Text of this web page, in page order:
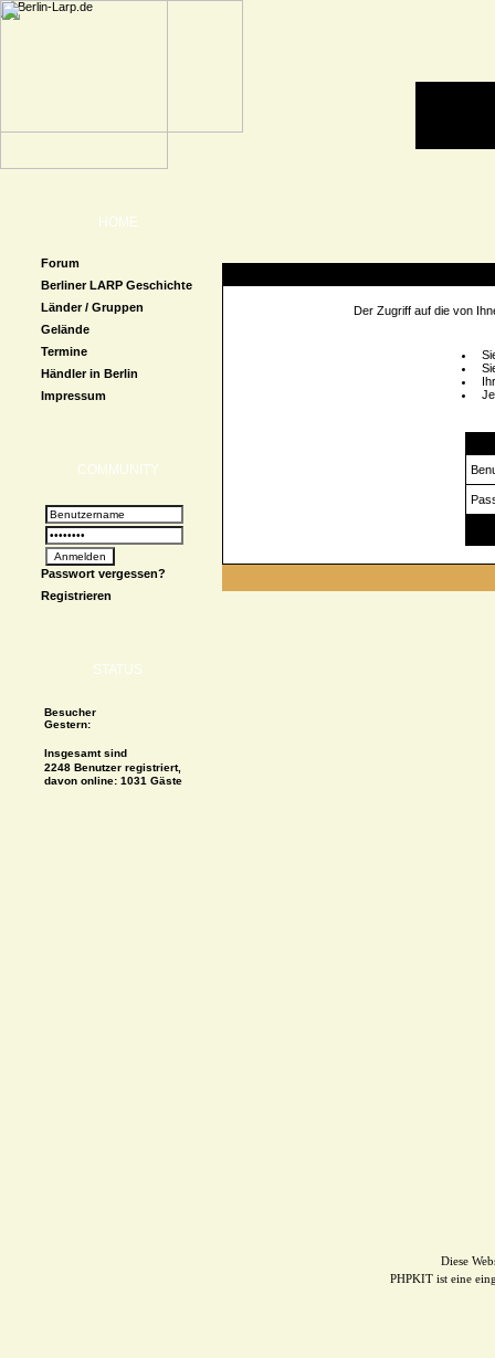
HOME
Forum
Berliner LARP Geschichte
Länder / Gruppen
Gelände
Termine
Händler in Berlin
Impressum
COMMUNITY
Passwort vergessen?
Registrieren
STATUS
Besucher
Gestern:
Insgesamt sind
2248 Benutzer registriert,
davon online: 1031 Gäste
Der Zugriff auf die von
Diese
PHPKIT ist eine